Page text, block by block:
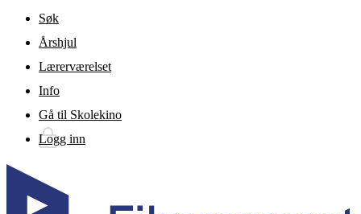
Gå til hovedinnhold
Søk
Årshjul
Lærerværelset
Info
Gå til Skolekino
Logg inn